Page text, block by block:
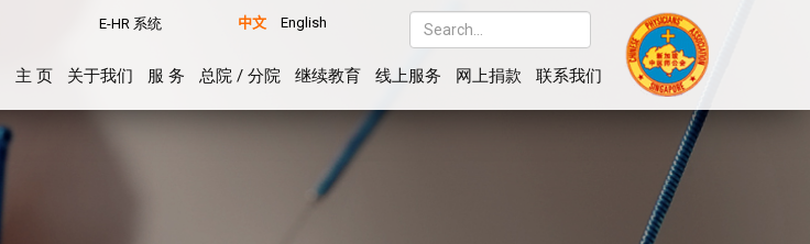
E-HR 系统 中文 English
主 页 关于我们 服 务 总院 / 分院 继续教育 线上服务 网上捐款 联系我们